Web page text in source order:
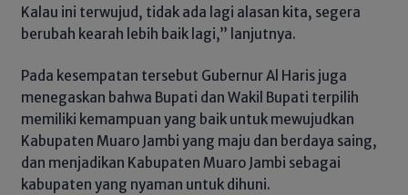
Kalau ini terwujud, tidak ada lagi alasan kita, segera
berubah kearah lebih baik lagi,” lanjutnya.
Pada kesempatan tersebut Gubernur Al Haris juga
menegaskan bahwa Bupati dan Wakil Bupati terpilih
memiliki kemampuan yang baik untuk mewujudkan
Kabupaten Muaro Jambi yang maju dan berdaya saing,
dan menjadikan Kabupaten Muaro Jambi sebagai
kabupaten yang nyaman untuk dihuni.